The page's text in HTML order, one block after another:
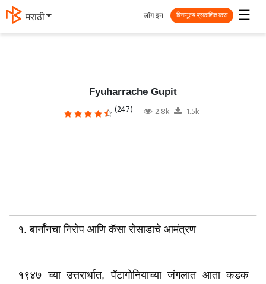
मराठी ☰
लॉग इन विनामूल्य प्रकाशित करा
Fyuharrache Gupit
(247) 2.8k 1.5k
१. बार्नॉनचा निरोप आणि कॅसा रोसाडाचे आमंत्रण
१९४७ च्या उत्तरार्धात, पॅटागोनियाच्या जंगलात आता कडक